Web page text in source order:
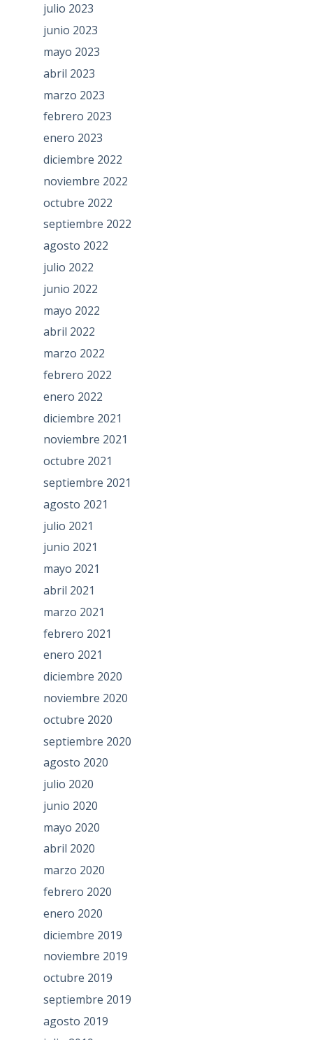
julio 2023
junio 2023
mayo 2023
abril 2023
marzo 2023
febrero 2023
enero 2023
diciembre 2022
noviembre 2022
octubre 2022
septiembre 2022
agosto 2022
julio 2022
junio 2022
mayo 2022
abril 2022
marzo 2022
febrero 2022
enero 2022
diciembre 2021
noviembre 2021
octubre 2021
septiembre 2021
agosto 2021
julio 2021
junio 2021
mayo 2021
abril 2021
marzo 2021
febrero 2021
enero 2021
diciembre 2020
noviembre 2020
octubre 2020
septiembre 2020
agosto 2020
julio 2020
junio 2020
mayo 2020
abril 2020
marzo 2020
febrero 2020
enero 2020
diciembre 2019
noviembre 2019
octubre 2019
septiembre 2019
agosto 2019